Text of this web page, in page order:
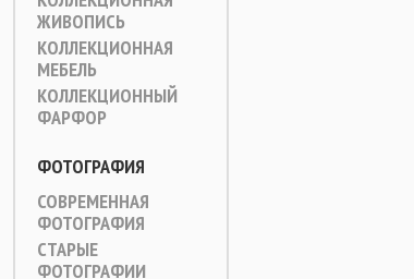
ЖИВОПИСЬ
КОЛЛЕКЦИОННАЯ
МЕБЕЛЬ
КОЛЛЕКЦИОННЫЙ
ФАРФОР
ФОТОГРАФИЯ
СОВРЕМЕННАЯ
ФОТОГРАФИЯ
СТАРЫЕ
ФОТОГРАФИИ